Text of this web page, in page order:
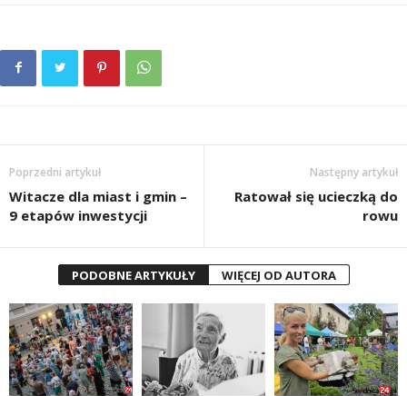
Poprzedni artykuł
Witacze dla miast i gmin –
9 etapów inwestycji
Następny artykuł
Ratował się ucieczką do
rowu
PODOBNE ARTYKUŁY WIĘCEJ OD AUTORA